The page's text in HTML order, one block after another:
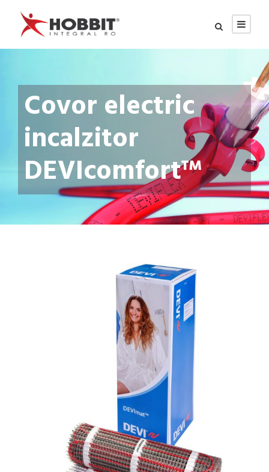
Covor electric
incalzitor
DEVIcomfort™